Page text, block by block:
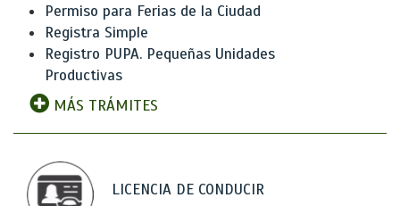
Permiso para Ferias de la Ciudad
Registra Simple
Registro PUPA. Pequeñas Unidades
Productivas
MÁS TRÁMITES
LICENCIA DE CONDUCIR